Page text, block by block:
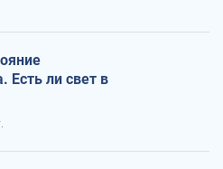
Есть ли свет в